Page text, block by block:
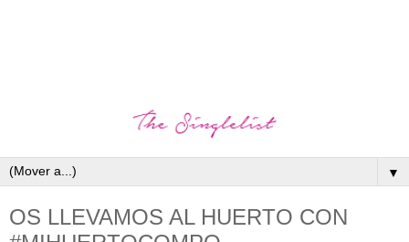
▼
OS LLEVAMOS AL HUERTO CON